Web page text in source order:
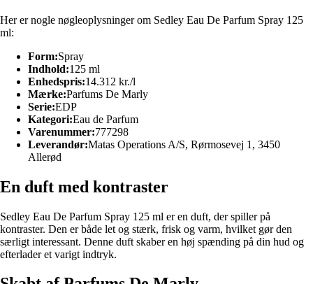
Her er nogle nøgleoplysninger om Sedley Eau De Parfum Spray 125
ml:
Form:Spray
Indhold:125 ml
Enhedspris:14.312 kr./l
Mærke:Parfums De Marly
Serie:EDP
Kategori:Eau de Parfum
Varenummer:777298
Leverandør:Matas Operations A/S, Rørmosevej 1, 3450
Allerød
En duft med kontraster
Sedley Eau De Parfum Spray 125 ml er en duft, der spiller på
kontraster. Den er både let og stærk, frisk og varm, hvilket gør den
særligt interessant. Denne duft skaber en høj spænding på din hud og
efterlader et varigt indtryk.